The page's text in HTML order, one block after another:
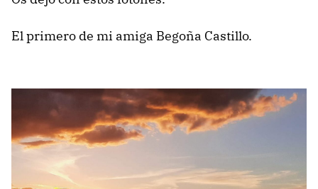
El primero de mi amiga Begoña Castillo.